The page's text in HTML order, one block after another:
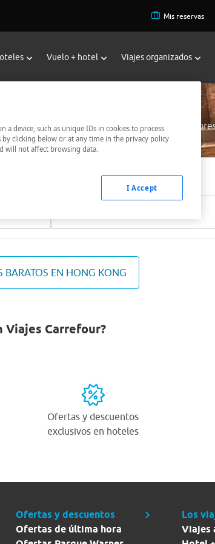
Mis reservas
Vuelo + hotel Viajes organizados
en Hong Kong
hoteles baratos en Hong Konga los
te lo encontramos al mejor precio.
BARATOS EN HONG KONG
Viajes Carrefour?
Ofertas y descuentos
exclusivos en hoteles
Ofertas y descuentos
Ofertas de última hora
Los
Viajes
device, such as unique IDs in cookies to process
by clicking below or at any time in the privacy policy
will not affect browsing data.
I Accept